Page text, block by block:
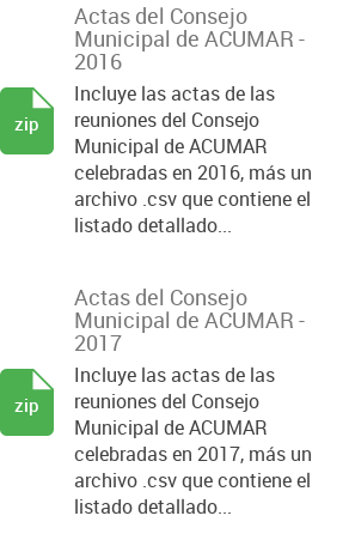
Actas del Consejo
Municipal de ACUMAR -
2016
Incluye las actas de las
reuniones del Consejo
Municipal de ACUMAR
celebradas en 2016, más un
archivo .csv que contiene el
listado detallado...
zip
Actas del Consejo
Municipal de ACUMAR -
2017
Incluye las actas de las
reuniones del Consejo
Municipal de ACUMAR
celebradas en 2017, más un
archivo .csv que contiene el
listado detallado...
zip